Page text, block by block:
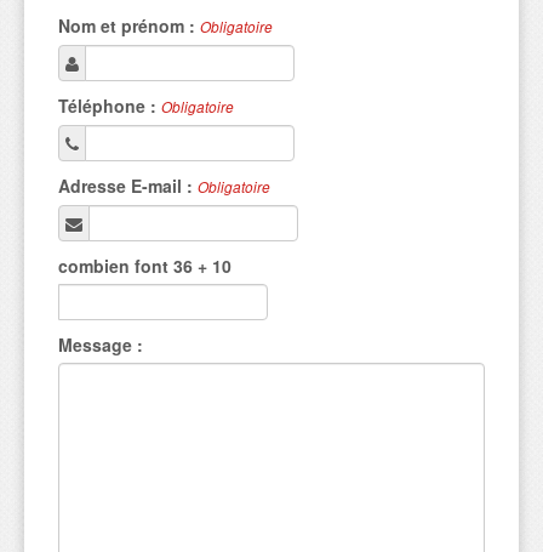
Nom et prénom : Obligatoire
Téléphone : Obligatoire
Adresse E-mail : Obligatoire
combien font 36 + 10
Message :